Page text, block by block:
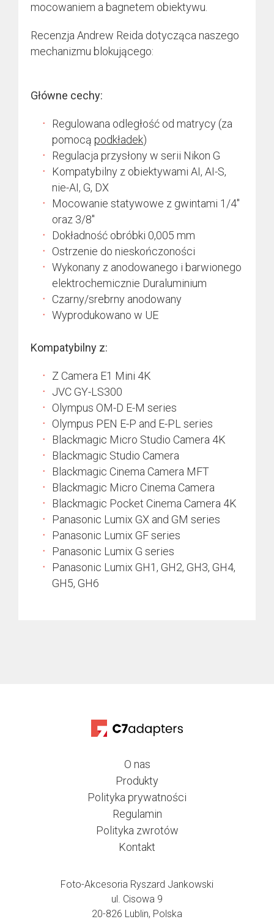
mocowaniem a bagnetem obiektywu.
Recenzja Andrew Reida dotycząca naszego
mechanizmu blokującego:
Główne cechy:
Regulowana odległość od matrycy (za
pomocą podkładek)
Regulacja przysłony w serii Nikon G
Kompatybilny z obiektywami AI, AI-S,
nie-AI, G, DX
Mocowanie statywowe z gwintami 1/4″
oraz 3/8″
Dokładność obróbki 0,005 mm
Ostrzenie do nieskończoności
Wykonany z anodowanego i barwionego
elektrochemicznie Duraluminium
Czarny/srebrny anodowany
Wyprodukowano w UE
Kompatybilny z:
Z Camera E1 Mini 4K
JVC GY-LS300
Olympus OM-D E-M series
Olympus PEN E-P and E-PL series
Blackmagic Micro Studio Camera 4K
Blackmagic Studio Camera
Blackmagic Cinema Camera MFT
Blackmagic Micro Cinema Camera
Blackmagic Pocket Cinema Camera 4K
Panasonic Lumix GX and GM series
Panasonic Lumix GF series
Panasonic Lumix G series
Panasonic Lumix GH1, GH2, GH3, GH4,
GH5, GH6
O nas
Produkty
Polityka prywatności
Regulamin
Polityka zwrotów
Kontakt
Foto-Akcesoria Ryszard Jankowski
ul. Cisowa 9
20-826 Lublin, Polska